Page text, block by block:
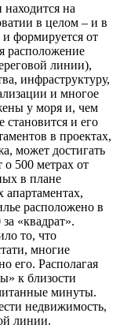
на
в целом – и в
и формируется от
расположение
линии),
инфраструктуру,
и многое
у моря и, чем
становится и его
в проектах,
может достигать
о 500 метрах от
в плане
апартаментах,
расположено в
«квадрат».
то, что
многие
его. Располагая
к близости
минуты.
недвижимость,
линии.